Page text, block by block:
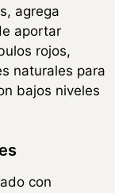
agrega
aportar
rojos,
naturales para
bajos niveles
con